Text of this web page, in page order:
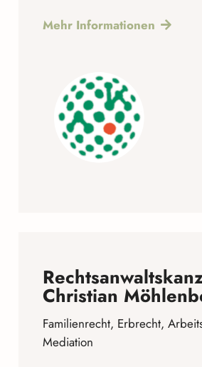
Mehr Informationen
Christian
Familienrecht, Erbrecht,
Mediation